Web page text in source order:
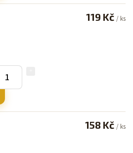
119 Kč / ks
158 Kč / ks